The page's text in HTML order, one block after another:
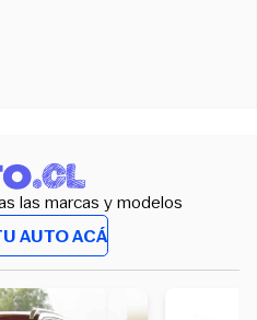
las marcas y modelos
AUTO ACÁ